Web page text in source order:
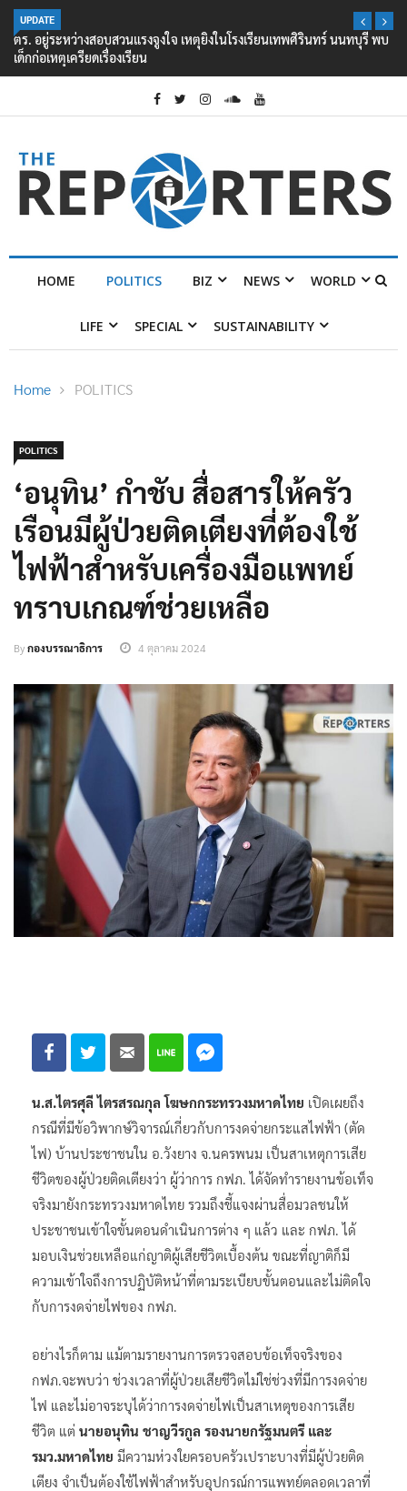
UPDATE
ตร. อยู่ระหว่างสอบสวนแรงจูงใจ เหตุยิงในโรงเรียนเทพศิรินทร์ นนทบุรี พบ
เด็กก่อเหตุเครียดเรื่องเรียน
HOME POLITICS BIZ NEWS WORLD
LIFE SPECIAL SUSTAINABILITY
Home POLITICS
POLITICS
‘อนุทิน’ กำชับ สื่อสารให้ครัว
เรือนมีผู้ป่วยติดเตียงที่ต้องใช้
ไฟฟ้าสำหรับเครื่องมือแพทย์
ทราบเกณฑ์ช่วยเหลือ
Byกองบรรณาธิการ 4 ตุลาคม 2024
น.ส.ไตรศุลี ไตรสรณกุล โฆษกกระทรวงมหาดไทย เปิดเผยถึง
กรณีที่มีข้อวิพากษ์วิจารณ์เกี่ยวกับการงดจ่ายกระแสไฟฟ้า (ตัด
ไฟ) บ้านประชาชนใน อ.วังยาง จ.นครพนม เป็นสาเหตุการเสีย
ชีวิตของผู้ป่วยติดเตียงว่า ผู้ว่าการ กฟภ. ได้จัดทำรายงานข้อเท็จ
จริงมายังกระทรวงมหาดไทย รวมถึงชี้แจงผ่านสื่อมวลชนให้
ประชาชนเข้าใจขั้นตอนดำเนินการต่าง ๆ แล้ว และ กฟภ. ได้
มอบเงินช่วยเหลือแก่ญาติผู้เสียชีวิตเบื้องต้น ขณะที่ญาติก็มี
ความเข้าใจถึงการปฏิบัติหน้าที่ตามระเบียบขั้นตอนและไม่ติดใจ
กับการงดจ่ายไฟของ กฟภ.
อย่างไรก็ตาม แม้ตามรายงานการตรวจสอบข้อเท็จจริงของ
กฟภ.จะพบว่า ช่วงเวลาที่ผู้ป่วยเสียชีวิตไม่ใช่ช่วงที่มีการงดจ่าย
ไฟ และไม่อาจระบุได้ว่าการงดจ่ายไฟเป็นสาเหตุของการเสีย
ชีวิต แต่ นายอนุทิน ชาญวีรกูล รองนายกรัฐมนตรี และ
รมว.มหาดไทย มีความห่วงใยครอบครัวเปราะบางที่มีผู้ป่วยติด
เตียง จำเป็นต้องใช้ไฟฟ้าสำหรับอุปกรณ์การแพทย์ตลอดเวลาที่